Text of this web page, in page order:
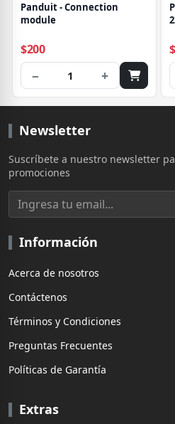
Panduit - Connection
module
$200
− 1 +
Newsletter
Suscríbete a nuestro newsletter
promociones
Información
Acerca de nosotros
Contáctenos
Términos y Condiciones
Preguntas Frecuentes
Políticas de Garantía
Extras